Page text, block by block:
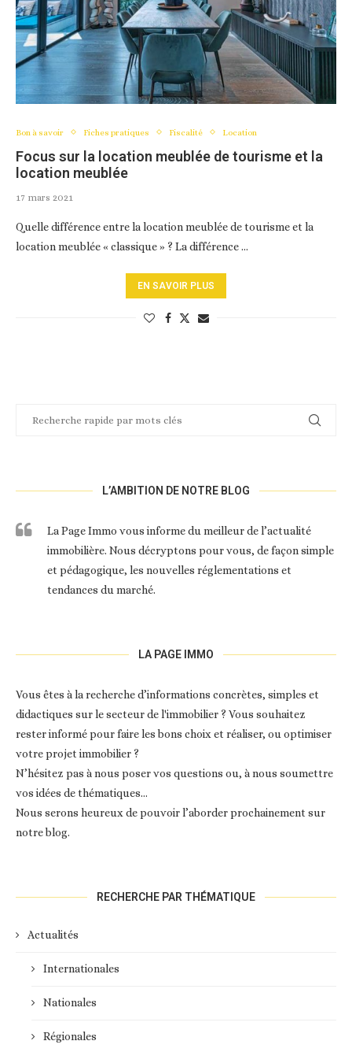
Bon à savoir Fiches pratiques Fiscalité Location
Focus sur la location meublée de tourisme et la
location meublée
17 mars 2021
Quelle différence entre la location meublée de tourisme et la
location meublée « classique » ? La différence …
EN SAVOIR PLUS
L’AMBITION DE NOTRE BLOG
La Page Immo vous informe du meilleur de l’actualité
immobilière. Nous décryptons pour vous, de façon simple
et pédagogique, les nouvelles réglementations et
tendances du marché.
LA PAGE IMMO
Vous êtes à la recherche d’informations concrètes, simples et
didactiques sur le secteur de l'immobilier ? Vous souhaitez
rester informé pour faire les bons choix et réaliser, ou optimiser
votre projet immobilier ?
N’hésitez pas à nous poser vos questions ou, à nous soumettre
vos idées de thématiques…
Nous serons heureux de pouvoir l’aborder prochainement sur
notre blog.
RECHERCHE PAR THÉMATIQUE
Actualités
Internationales
Nationales
Régionales